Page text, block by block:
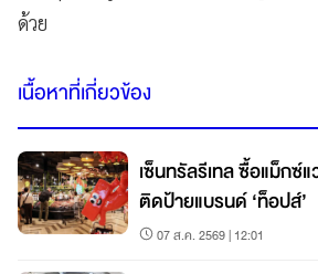
ด้วย
เนื้อหาที่เกี่ยวข้อง
เซ็นทรัลรีเทล ซื้อแม็กซ์
ติดป้ายแบรนด์ ‘ท็อปส์’
07 ส.ค. 2569 | 12:01